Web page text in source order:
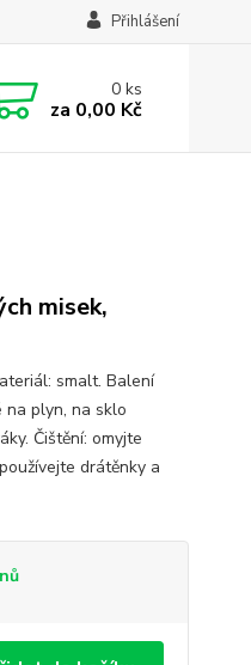
Přihlášení
0ks
za 0,00 Kč
misek,
smalt. Balení
plyn, na sklo
Čištění: omyjte
drátěnky a